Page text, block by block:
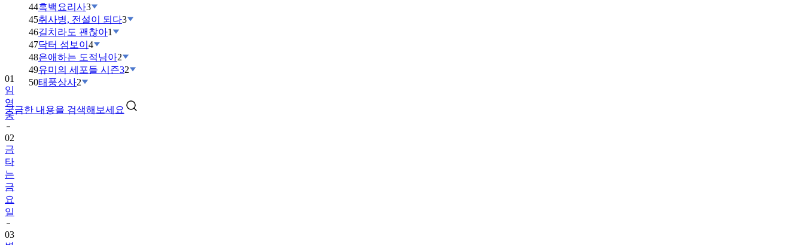
44흑백요리사3
45취사병, 전설이 되다3
46길치라도 괜찮아1
47닥터 섬보이 4
48은애하는 도적님아2
49유미의 세포들 시즌32
50태풍상사2
궁금한 내용을 검색해보세요
01
임
영
웅
02
금
타
는
금
요
일
03